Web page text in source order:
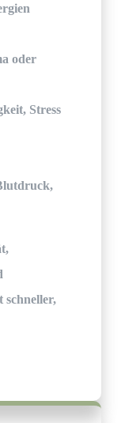
oder
Stress
schneller,